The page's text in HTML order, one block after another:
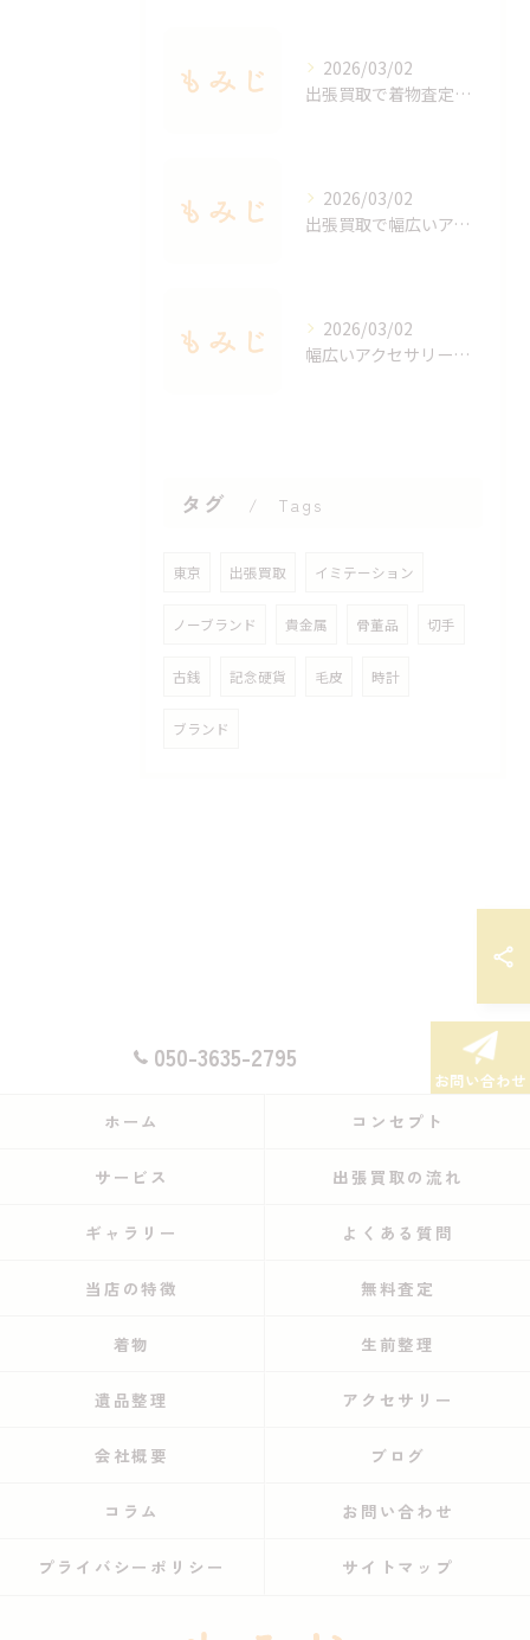
2026/03/02
出張買取で着物査定のポイントと価値を見極める方法
2026/03/02
出張買取で幅広いアクセサリーを適正査定する秘訣
2026/03/02
幅広いアクセサリーを出張買取で手軽に査定する方法
タグ Tags
東京 出張買取 イミテーション
ノーブランド 貴金属 骨董品 切手
古銭 記念硬貨 毛皮 時計
ブランド
050-3635-2795
お問い合わせ
ホーム コンセプト
サービス 出張買取の流れ
ギャラリー よくある質問
当店の特徴 無料査定
着物 生前整理
遺品整理 アクセサリー
会社概要 ブログ
コラム お問い合わせ
プライバシーポリシー サイトマップ